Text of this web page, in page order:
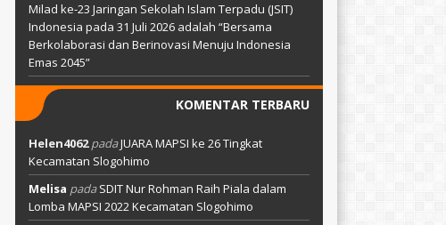
Milad ke-23 Jaringan Sekolah Islam Terpadu (JSIT)
Indonesia pada 31 Juli 2026 adalah “Bersama
Berkolaborasi dan Berinovasi Menuju Indonesia
Emas 2045”
KOMENTAR TERBARU
Helen4062padaJUARA MAPSI ke 26 Tingkat
Kecamatan Slogohimo
Melisa padaSDIT Nur Rohman Raih Piala dalam
Lomba MAPSI 2022 Kecamatan Slogohimo